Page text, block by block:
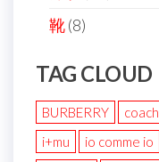
靴(8)
TAG CLOUD
BURBERRY coach
i+mu
io comme io